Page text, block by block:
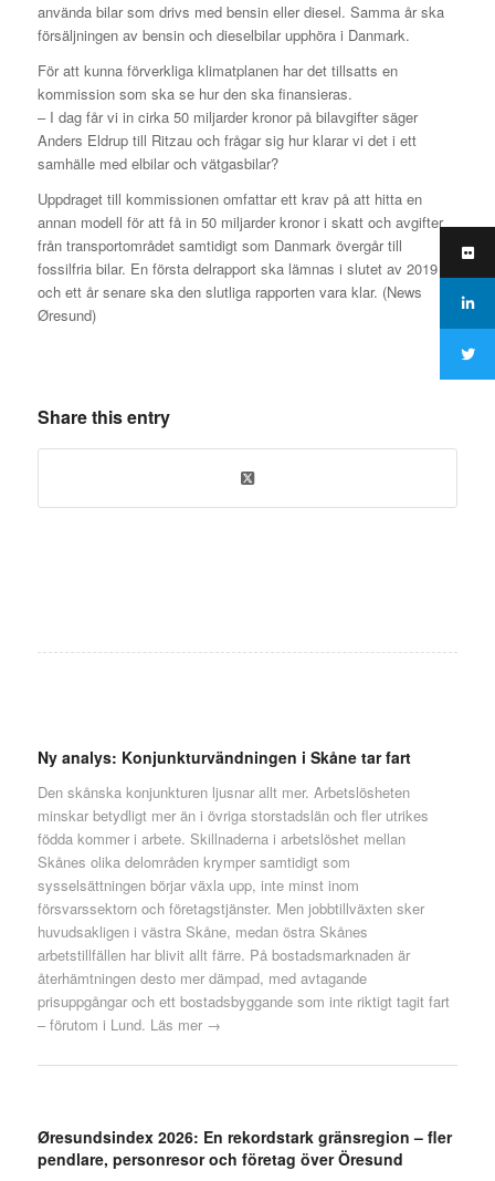
använda bilar som drivs med bensin eller diesel. Samma år ska
försäljningen av bensin och dieselbilar upphöra i Danmark.
För att kunna förverkliga klimatplanen har det tillsatts en
kommission som ska se hur den ska finansieras.
– I dag får vi in cirka 50 miljarder kronor på bilavgifter säger
Anders Eldrup till Ritzau och frågar sig hur klarar vi det i ett
samhälle med elbilar och vätgasbilar?
Uppdraget till kommissionen omfattar ett krav på att hitta en
annan modell för att få in 50 miljarder kronor i skatt och avgifter
från transportområdet samtidigt som Danmark övergår till
fossilfria bilar. En första delrapport ska lämnas i slutet av 2019
och ett år senare ska den slutliga rapporten vara klar. (News
Øresund)
Share this entry
Ny analys: Konjunkturvändningen i Skåne tar fart
Den skånska konjunkturen ljusnar allt mer. Arbetslösheten
minskar betydligt mer än i övriga storstadslän och fler utrikes
födda kommer i arbete. Skillnaderna i arbetslöshet mellan
Skånes olika delområden krymper samtidigt som
sysselsättningen börjar växla upp, inte minst inom
försvarssektorn och företagstjänster. Men jobbtillväxten sker
huvudsakligen i västra Skåne, medan östra Skånes
arbetstillfällen har blivit allt färre. På bostadsmarknaden är
återhämtningen desto mer dämpad, med avtagande
prisuppgångar och ett bostadsbyggande som inte riktigt tagit fart
– förutom i Lund. Läs mer →
Øresundsindex 2026: En rekordstark gränsregion – fler
pendlare, personresor och företag över Öresund